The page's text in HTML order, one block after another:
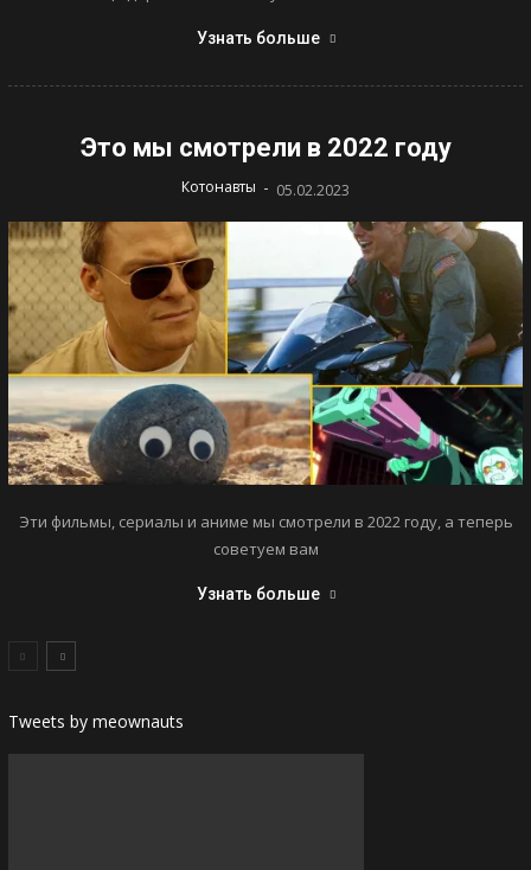
Узнать больше
Это мы смотрели в 2022 году
Котонавты - 05.02.2023
Эти фильмы, сериалы и аниме мы смотрели в 2022 году, а теперь
советуем вам
Узнать больше
Tweets by meownauts